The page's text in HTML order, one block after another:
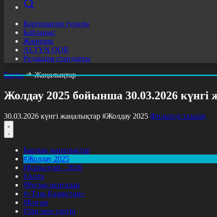
Корпорация туралы
Байланыс
Жарнама
ALTYN QOR
Редакция стандарты
Басты
Жаңалықтар
Жолдау 2025 бойынша 30.03.2026 күнгі
30.03.2026 күнгі жаңалықтар #Жолдау 2025 Фильтрді тазалау
Барлық жаңалықтар
#Жолдау 2025
#Құрылтай - 2026
#Апта
#Ресми оқиғалар
#«Таза Қазақстан»
#Қоғам
#Заң мен тәртіп